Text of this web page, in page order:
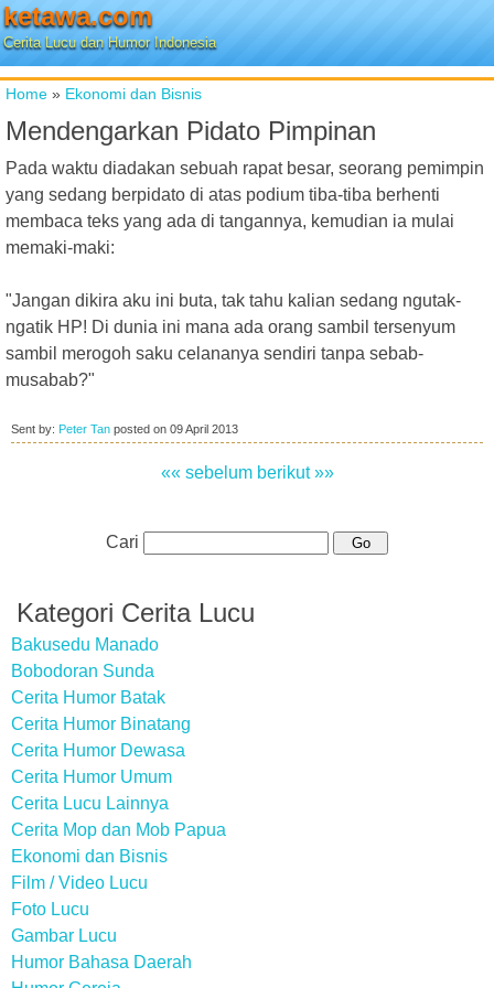
ketawa.com
Cerita Lucu dan Humor Indonesia
Home » Ekonomi dan Bisnis
Mendengarkan Pidato Pimpinan
Pada waktu diadakan sebuah rapat besar, seorang pemimpin
yang sedang berpidato di atas podium tiba-tiba berhenti
membaca teks yang ada di tangannya, kemudian ia mulai
memaki-maki:
"Jangan dikira aku ini buta, tak tahu kalian sedang ngutak-
ngatik HP! Di dunia ini mana ada orang sambil tersenyum
sambil merogoh saku celananya sendiri tanpa sebab-
musabab?"
Sent by: Peter Tan posted on 09 April 2013
«« sebelum berikut »»
Cari
Kategori Cerita Lucu
Bakusedu Manado
Bobodoran Sunda
Cerita Humor Batak
Cerita Humor Binatang
Cerita Humor Dewasa
Cerita Humor Umum
Cerita Lucu Lainnya
Cerita Mop dan Mob Papua
Ekonomi dan Bisnis
Film / Video Lucu
Foto Lucu
Gambar Lucu
Humor Bahasa Daerah